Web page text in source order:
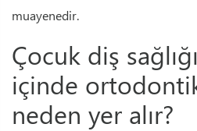
muayenedir.
Çocuk diş
içinde
neden yer alır?